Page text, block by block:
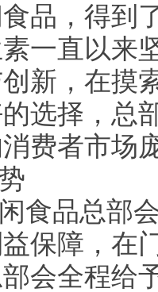
品，得到
一直以来
新，在摸
选择，总
费者市场
品总部会
保障，在
会全程给